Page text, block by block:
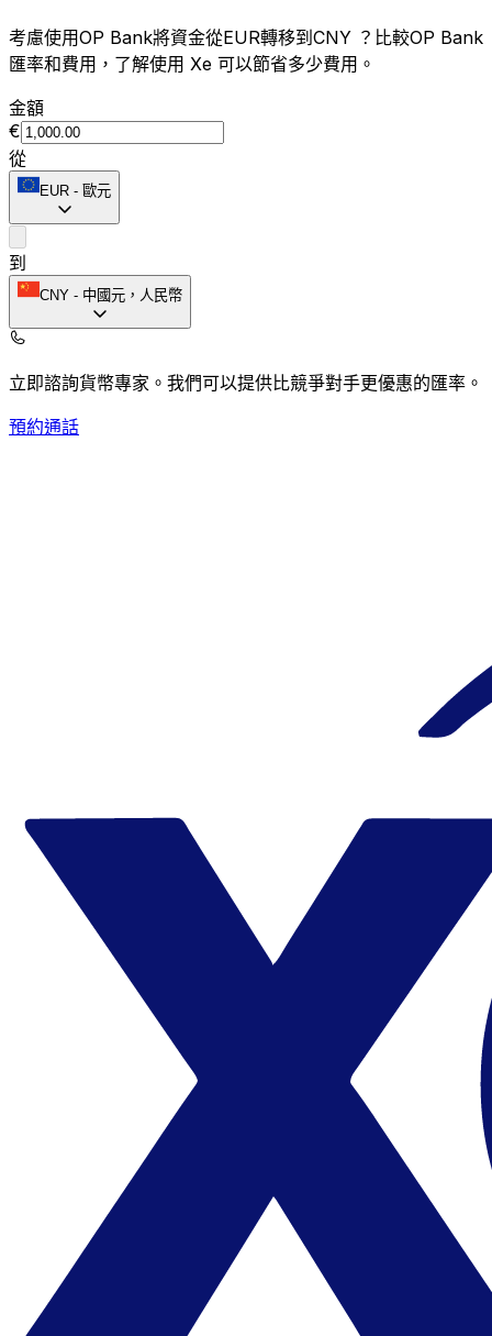
考慮使用OP Bank將資金從EUR轉移到CNY ？比較OP Bank
匯率和費用，了解使用 Xe 可以節省多少費用。
金額
€
從
EUR - 歐元
到
CNY - 中國元，人民幣
立即諮詢貨幣專家。 我們可以提供比競爭對手更優惠的匯率。
預約通話